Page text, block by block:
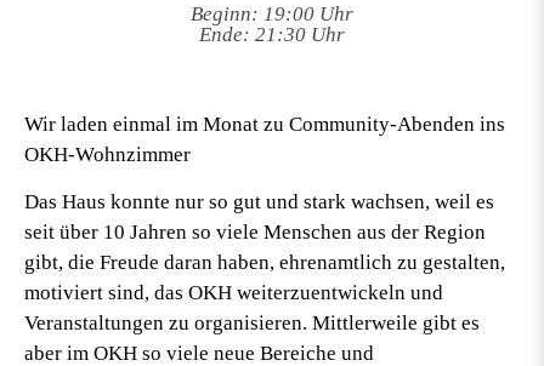
Beginn: 19:00 Uhr
Ende: 21:30 Uhr
Wir laden einmal im Monat zu Community-Abenden ins
OKH-Wohnzimmer
Das Haus konnte nur so gut und stark wachsen, weil es
seit über 10 Jahren so viele Menschen aus der Region
gibt, die Freude daran haben, ehrenamtlich zu gestalten,
motiviert sind, das OKH weiterzuentwickeln und
Veranstaltungen zu organisieren. Mittlerweile gibt es
aber im OKH so viele neue Bereiche und